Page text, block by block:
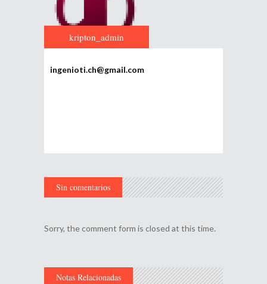
kripton_admin
ingenioti.ch@gmail.com
Sin comentarios
Sorry, the comment form is closed at this time.
Notas Relacionadas